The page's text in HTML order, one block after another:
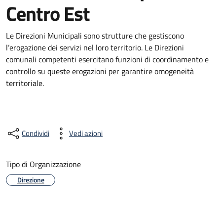
Centro Est
Le Direzioni Municipali sono strutture che gestiscono
l’erogazione dei servizi nel loro territorio. Le Direzioni
comunali competenti esercitano funzioni di coordinamento e
controllo su queste erogazioni per garantire omogeneità
territoriale.
Condividi Vedi azioni
Tipo di Organizzazione
Direzione